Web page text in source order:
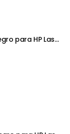
Toner HP CF230X (30X) Negro para HP LaserJet Pro